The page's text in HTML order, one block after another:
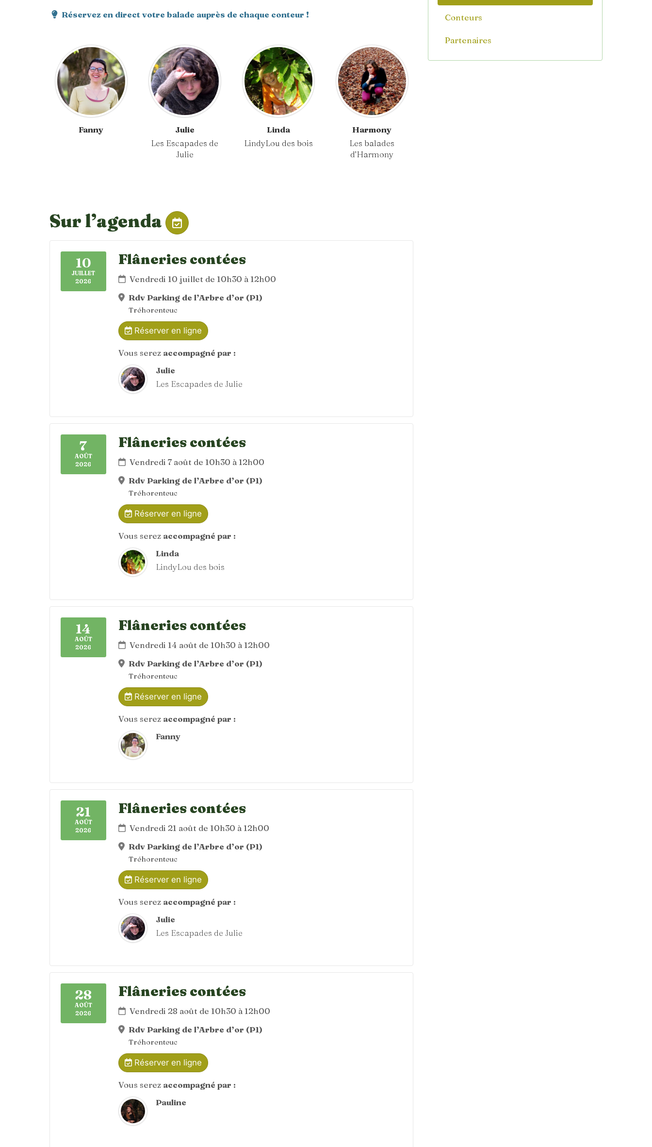
Réservez en direct votre balade auprès de chaque conteur !
Fanny
Julie
Les Escapades de
Julie
Linda
LindyLou des bois
Harmony
Les balades
d’Harmony
Sur l’agenda
10
JUILLET
2026
Flâneries contées
Vendredi 10 juillet de 10h30 à 12h00
Rdv Parking de l’Arbre d’or (P1)
Tréhorenteuc
Réserver en ligne
Vous serez accompagné par :
Julie
Les Escapades de Julie
7
AOÛT
2026
Flâneries contées
Vendredi 7 août de 10h30 à 12h00
Rdv Parking de l’Arbre d’or (P1)
Tréhorenteuc
Réserver en ligne
Vous serez accompagné par :
Linda
LindyLou des bois
14
AOÛT
2026
Flâneries contées
Vendredi 14 août de 10h30 à 12h00
Rdv Parking de l’Arbre d’or (P1)
Tréhorenteuc
Réserver en ligne
Vous serez accompagné par :
Fanny
21
AOÛT
2026
Flâneries contées
Vendredi 21 août de 10h30 à 12h00
Rdv Parking de l’Arbre d’or (P1)
Tréhorenteuc
Réserver en ligne
Vous serez accompagné par :
Julie
Les Escapades de Julie
28
AOÛT
2026
Flâneries contées
Vendredi 28 août de 10h30 à 12h00
Rdv Parking de l’Arbre d’or (P1)
Tréhorenteuc
Réserver en ligne
Vous serez accompagné par :
Pauline
Conteurs
Partenaires